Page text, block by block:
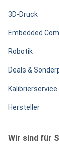
3D-Druck
Embedded
Robotik
Deals &
Kalibrierservice
Hersteller
Wir sind für